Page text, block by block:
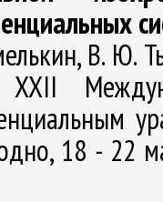
В. Ю.
18 - 22